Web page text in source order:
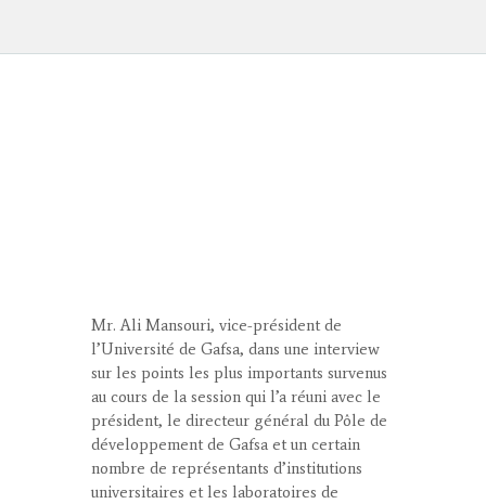
Mr. Ali Mansouri, vice-président de
l’Université de Gafsa, dans une interview
sur les points les plus importants survenus
au cours de la session qui l’a réuni avec le
président, le directeur général du Pôle de
développement de Gafsa et un certain
nombre de représentants d’institutions
universitaires et les laboratoires de